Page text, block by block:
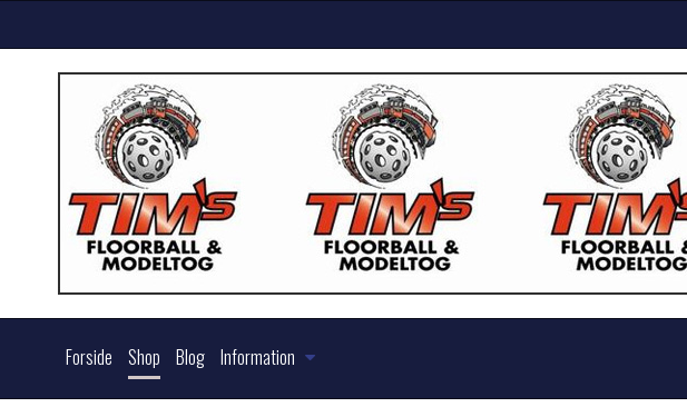
Forside Shop Blog Information